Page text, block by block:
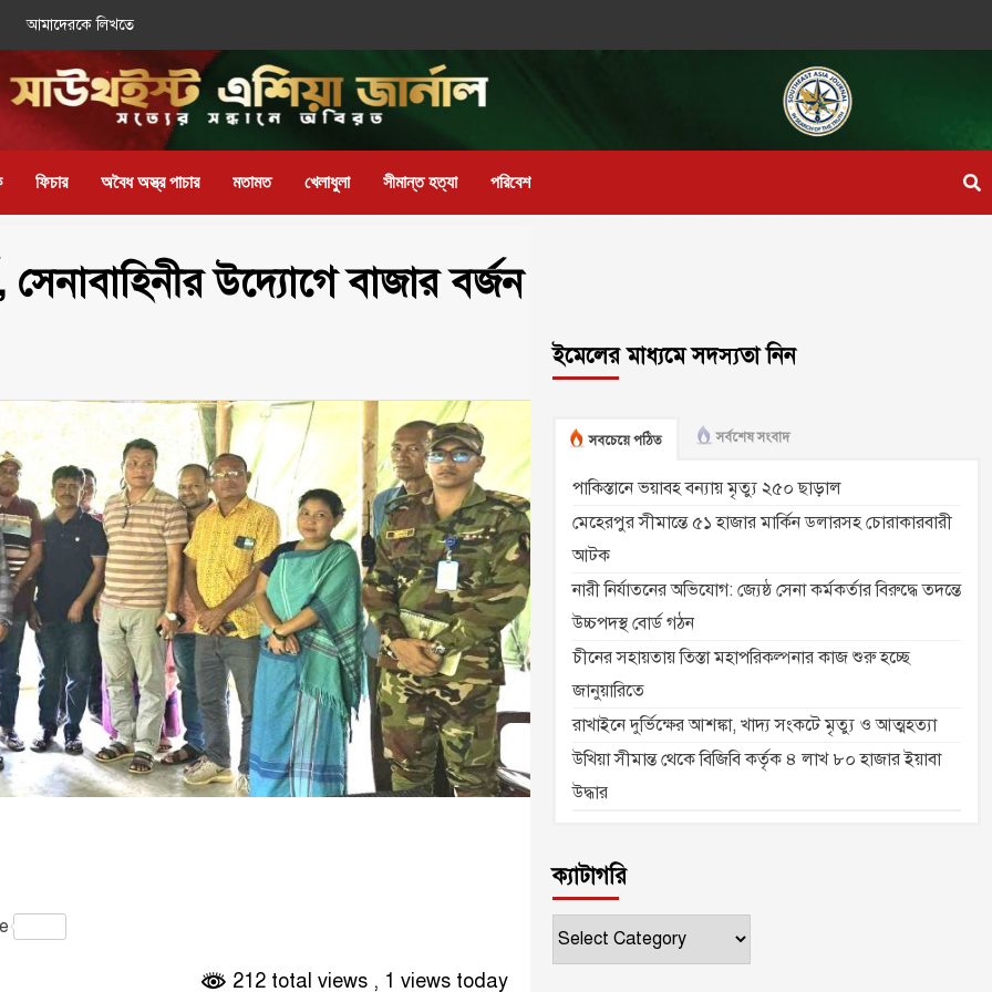
আমাদেরকে লিখতে
ফিচার অবৈধ অস্ত্র পাচার মতামত খেলাধুলা সীমান্ত হত্যা পরিবেশ
সেনাবাহিনীর উদ্যোগে বাজার বর্জন
212 total views , 1 views today
ইমেলের মাধ্যমে সদস্যতা নিন
সবচেয়ে পঠিত সর্বশেষ সংবাদ
পাকিস্তানে ভয়াবহ বন্যায় মৃত্যু ২৫০ ছাড়াল
মেহেরপুর সীমান্তে ৫১ হাজার মার্কিন ডলারসহ চোরাকারবারী
আটক
নারী নির্যাতনের অভিযোগ: জ্যেষ্ঠ সেনা কর্মকর্তার বিরুদ্ধে তদন্তে
উচ্চপদস্থ বোর্ড গঠন
চীনের সহায়তায় তিস্তা মহাপরিকল্পনার কাজ শুরু হচ্ছে
জানুয়ারিতে
রাখাইনে দুর্ভিক্ষের আশঙ্কা, খাদ্য সংকটে মৃত্যু ও আত্মহত্যা
উখিয়া সীমান্ত থেকে বিজিবি কর্তৃক ৪ লাখ ৮০ হাজার ইয়াবা
উদ্ধার
ক্যাটাগরি
ক্যাটাগরি